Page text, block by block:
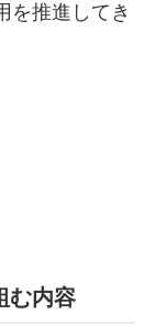
を推進してき
む内容